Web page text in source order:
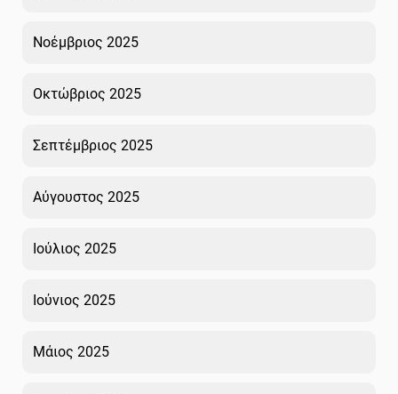
Νοέμβριος 2025
Οκτώβριος 2025
Σεπτέμβριος 2025
Αύγουστος 2025
Ιούλιος 2025
Ιούνιος 2025
Μάιος 2025